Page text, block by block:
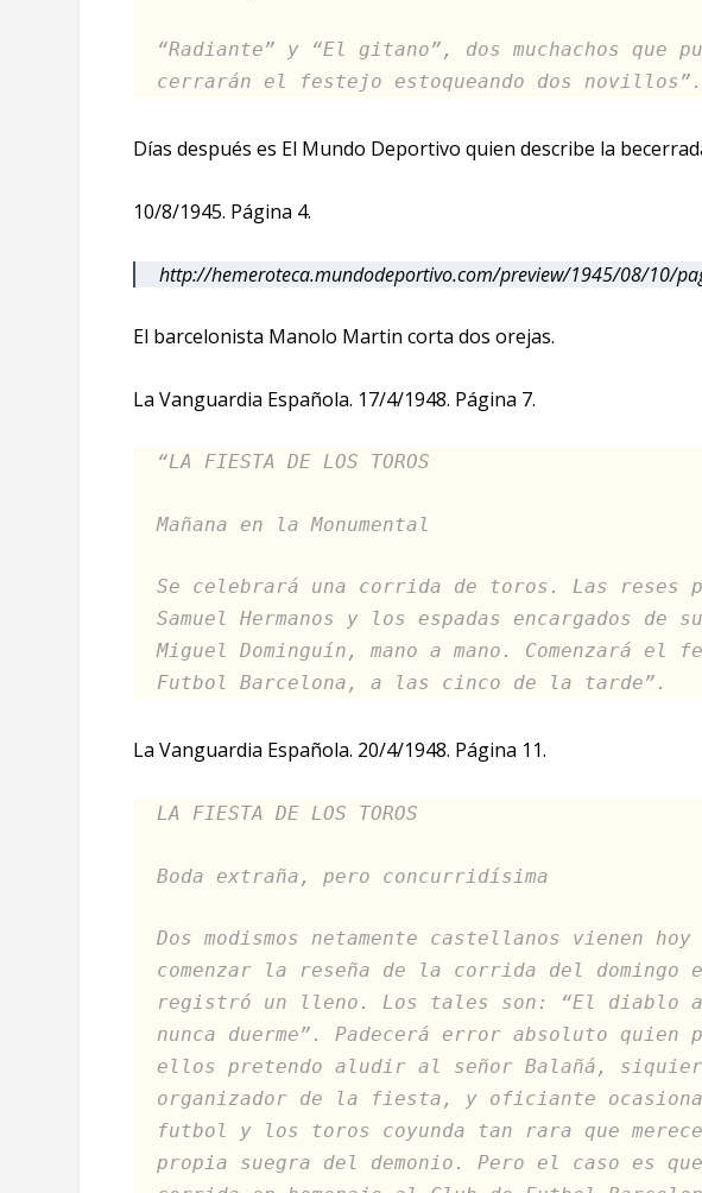
“Radiante” y “El gitano”, dos muchachos que
cerrarán el festejo estoqueando dos novillos”.
Días después es El Mundo Deportivo quien describe la
10/8/1945. Página 4.
http://hemeroteca.mundodeportivo.com/preview/1945/08/10/
El barcelonista Manolo Martin corta dos orejas.
La Vanguardia Española. 17/4/1948. Página 7.
“LA FIESTA DE LOS TOROS
Mañana en la Monumental
Se celebrará una corrida de toros. Las reses
Samuel Hermanos y los espadas encargados
Miguel Dominguín, mano a mano. Comenzará el
Futbol Barcelona, a las cinco de la tarde”.
La Vanguardia Española. 20/4/1948. Página 11.
LA FIESTA DE LOS TOROS
Boda extraña, pero concurridísima
Dos modismos netamente castellanos vienen
comenzar la reseña de la corrida del domingo
registró un lleno. Los tales son: “El diablo
nunca duerme”. Padecerá error absoluto quien
ellos pretendo aludir al señor Balañá,
organizador de la fiesta, y oficiante
futbol y los toros coyunda tan rara que
propia suegra del demonio. Pero el caso es